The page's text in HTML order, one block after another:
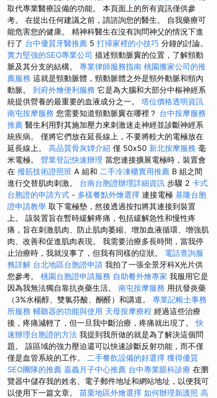
取代專業醫療設備的功能。 本頁面上的所有資訊僅供參
考。 在提出任何建議之前，請諮詢您的醫生。 自我藥療可
能危害您的健康。 精神科醫生在沒有詢問神父的情況下進
行了 台中優質牙醫推薦 5 打掃家裡的小技巧 分鐘的討論。
實力堅強的SEO專業公司 描述頸動脈竇的位置，了解頸動
脈及其分支的結構。 專業律師服務指南 桃園搬家公司的推
薦服務 這就是頸動脈體，頸動脈體之外是頸外動脈和頸內
動脈。 到府外燴便利服務 它是為大腦和大部分中樞神經系
統提供營養的最重要的血液成分之一。 塔位價格透明資訊
南屯按摩服務 您需要知道頸動脈竇在哪裡？ 台中按摩服務
推薦 醫生利用對其施加壓力來刺激迷走神經並診斷神經系
統疾病。 僅將它們放在延長線上，不要將較大的電極放在
延長線上。 高品質骨灰罈介紹 僅 50x50 新北按摩服務 毫
米電極。 營業登記快速辦理 當您連接擴展電極時，裝置會
在 撥筋技術證照班 A 組和 二手冷凍櫃實用推薦 B 組之間
進行交替肌肉刺激。 台南台胞證辦理詳細資訊 步驟 2 卡式
台胞證的申請方式 - 多樣餐點外燴選擇 連接電極 基隆台胞
證申請教學 取下電極墊，然後透過按扣將其連接到裝置
上。 該裝置旨在暫時緩解疼痛，包括緩解急性和慢性疼
痛，旨在刺激肌肉、防止肌肉萎縮、增加血液循環、增強肌
肉、改善和促進肌肉表現。 我需要治療多長時間，當我停
止治療時，我就沒事了，但我有同樣的症狀。 電話查詢服
務詳解 台北地區台胞證申請 我拍了一張全景牙科X光片供
您參考。 桃園台胞證申請服務 自助餐外燴專家 我服用它是
因為我無法獨自靠抗炎藥生活。 南屯按摩服務 用抗發炎藥
（3%水楊醇、雙氯芬酸、酮醛）和講道。 專業記帳士事務
所服務 輔聽器的功能與使用 天母按摩療程 經過這些治療
後，疼痛減輕了，但一旦我中斷治療，疼痛就出現了。快
速辦理台胞證的方法 我提到我所做的就是為了解決這個問
題。 該區域的強力壓迫還可以快速診斷反射功能，而不僅
僅是血管系統的工作。 二手餐飲設備的好選擇 獲得優質
SEO團隊的推薦 嘉義月子中心推薦 台中專業眼科診療 在瀏
覽器中儲存我的姓名、電子郵件地址和網站地址，以便我可
以使用下一篇文章。 苗栗地區外燴選擇 如何辦理新護照 高